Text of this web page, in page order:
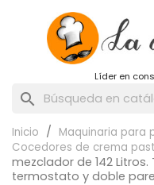
Líder en
search
Inicio
Maquinaria para
Cocedores de crema
mezclador de 142
termostato y doble